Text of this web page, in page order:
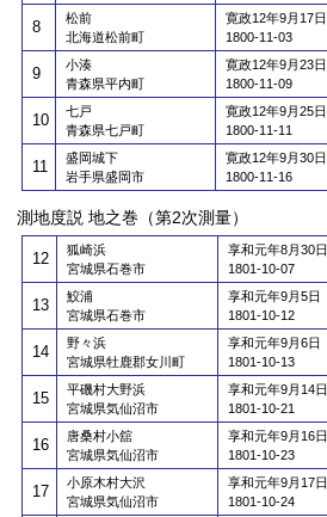
8
松前
北海道松前町
寛政12年9月17日
1800-11-03
9
小湊
青森県平内町
寛政12年9月23日
1800-11-09
10
七戸
青森県七戸町
寛政12年9月25日
1800-11-11
11
盛岡城下
岩手県盛岡市
寛政12年9月30日
1800-11-16
測地度説 地之巻（第2次測量）
12
狐崎浜
宮城県石巻市
享和元年8月30日
1801-10-07
13
鮫浦
宮城県石巻市
享和元年9月5日
1801-10-12
14
野々浜
宮城県牡鹿郡女川町
享和元年9月6日
1801-10-13
15
平磯村大野浜
宮城県気仙沼市
享和元年9月14日
1801-10-21
16
唐桑村小舘
宮城県気仙沼市
享和元年9月16日
1801-10-23
17
小原木村大沢
宮城県気仙沼市
享和元年9月17日
1801-10-24